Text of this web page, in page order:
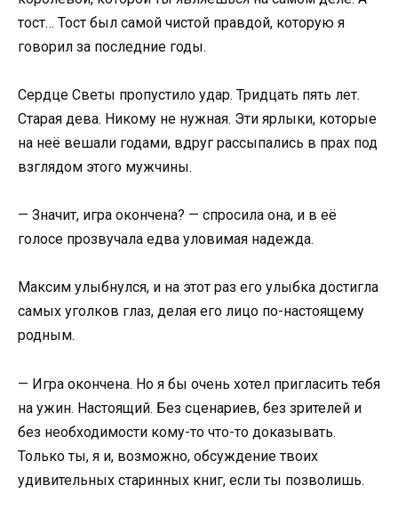
тост… Тост был самой чистой правдой, которую я
говорил за последние годы.
Сердце Светы пропустило удар. Тридцать пять лет.
Старая дева. Никому не нужная. Эти ярлыки, которые
на неё вешали годами, вдруг рассыпались в прах под
взглядом этого мужчины.
— Значит, игра окончена? — спросила она, и в её
голосе прозвучала едва уловимая надежда.
Максим улыбнулся, и на этот раз его улыбка достигла
самых уголков глаз, делая его лицо по-настоящему
родным.
— Игра окончена. Но я бы очень хотел пригласить тебя
на ужин. Настоящий. Без сценариев, без зрителей и
без необходимости кому-то что-то доказывать.
Только ты, я и, возможно, обсуждение твоих
удивительных старинных книг, если ты позволишь.